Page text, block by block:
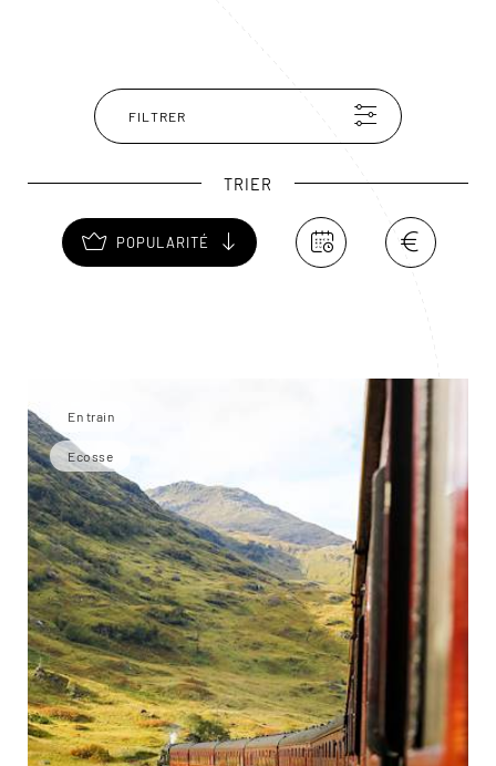
depuis plus de 400 ans et lieu de couronnement des
rois d’Écosse, il abrite une très intéressante collection
d’œuvres d’art, dont un grand nombre a appartenu aux
retrouveront dans la plus ancienne distillerie d'Écosse,
la Famous Grouse Experience, pour une dégustation
empreinte, bien sûr, de modération !
FILTRER
TRIER
POPULARITÉ
En train
Ecosse